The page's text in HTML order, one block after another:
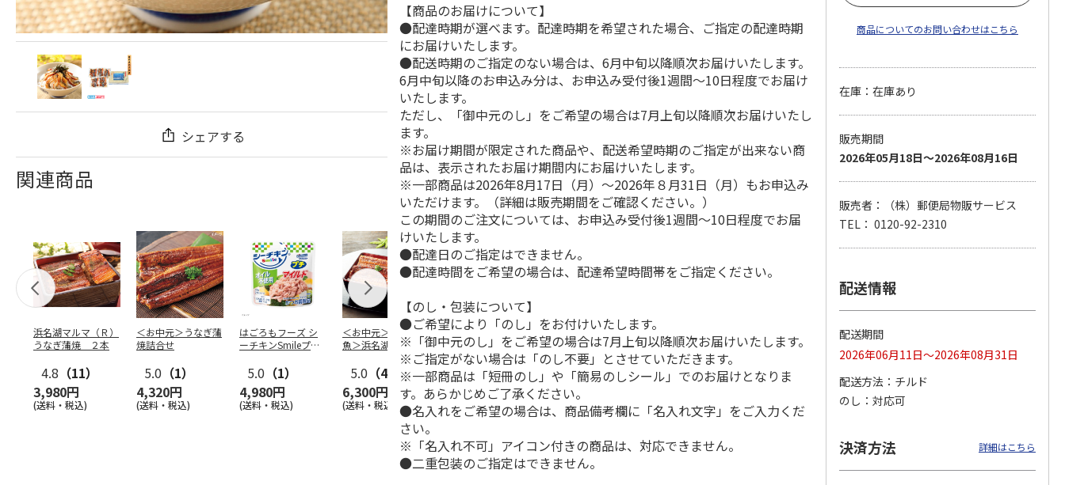
シェアする
関連商品
浜名湖マルマ（Ｒ）
うなぎ蒲焼 ２本
4.8 （11）
3,980円
(送料・税込)
＜お中元＞うなぎ蒲
焼詰合せ
5.0 （1）
4,320円
(送料・税込)
はごろもフーズ シ
ーチキンSmileプチ
5.0 （1）
4,980円
(送料・税込)
＜お中元＞＜大和養
魚＞浜名湖うなぎ蒲
5.0 （4）
6,300円
(送料・税込)
＜お中元＞うなぎ蒲
焼詰合せ
5,400円
(送料・税込)
＜お中元＞＜大和養
魚＞浜名湖うなぎ蒲
焼４本
5.0（1）
11,800円
(送料・税込)
＜お中元＞レンジで
簡単焼魚 ５切セッ
ト
5.0 （1）
(送料・税込)
呼子朝市ひもの詰合
せ
4.5 （8）
(送料・税込)
＜お中元＞函館味く
5.0
（1）
2,800円
(送料・税込)
ト
【商品のお届けについて】
●配達時期が選べます。配達時期を希望された場合、ご指定の配達時期
にお届けいたします。
●配送時期のご指定のない場合は、6月中旬以降順次お届けいたします。
6月中旬以降のお申込み分は、お申込み受付後1週間～10日程度でお届け
いたします。
ただし、「御中元のし」をご希望の場合は7月上旬以降順次お届けいたし
ます。
※お届け期間が限定された商品や、配送希望時期のご指定が出来ない商
品は、表示されたお届け期間内にお届けいたします。
※一部商品は2026年8月17日（月）～2026年８月31日（月）もお申込み
いただけます。（詳細は販売期間をご確認ください。）
この期間のご注文については、お申込み受付後1週間～10日程度でお届
けいたします。
●配達日のご指定はできません。
●配達時間をご希望の場合は、配達希望時間帯をご指定ください。
【のし・包装について】
●ご希望により「のし」をお付けいたします。
※「御中元のし」をご希望の場合は7月上旬以降順次お届けいたします。
※ご指定がない場合は「のし不要」とさせていただきます。
※一部商品は「短冊のし」や「簡易のしシール」でのお届けとなりま
す。あらかじめご了承ください。
●名入れをご希望の場合は、商品備考欄に「名入れ文字」をご入力くだ
さい。
※「名入れ不可」アイコン付きの商品は、対応できません。
●二重包装のご指定はできません。
商品についてのお問い合わせはこちら
在庫：在庫あり
販売期間
2026年05月18日～2026年08月16日
販売者：（株）郵便局物販サービス
TEL： 0120-92-2310
配送情報
配送期間
2026年06月11日～2026年08月31日
配送方法
チルド
のし
対応可
決済方法 詳細はこちら